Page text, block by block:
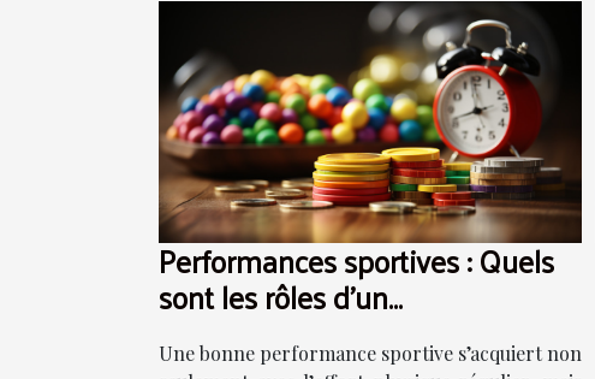
Performances sportives : Quels
sont les rôles d’un
hypnothérapeute ?
Une bonne performance sportive s’acquiert non